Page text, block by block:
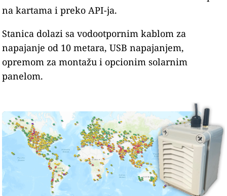
na kartama i preko API-ja.
Stanica dolazi sa vodootpornim kablom za
napajanje od 10 metara, USB napajanjem,
opremom za montažu i opcionim solarnim
panelom.